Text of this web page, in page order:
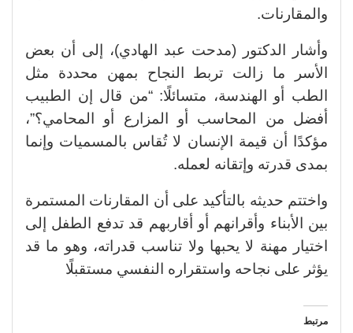
والمقارنات.
وأشار الدكتور (مدحت عبد الهادي)، إلى أن بعض
الأسر ما زالت تربط النجاح بمهن محددة مثل
الطب أو الهندسة، متسائلًا: “من قال إن الطبيب
أفضل من المحاسب أو المزارع أو المحامي؟”،
مؤكدًا أن قيمة الإنسان لا تُقاس بالمسميات وإنما
بمدى قدرته وإتقانه لعمله.
واختتم حديثه بالتأكيد على أن المقارنات المستمرة
بين الأبناء وأقرانهم أو أقاربهم قد تدفع الطفل إلى
اختيار مهنة لا يحبها ولا تناسب قدراته، وهو ما قد
يؤثر على نجاحه واستقراره النفسي مستقبلًا
مرتبط